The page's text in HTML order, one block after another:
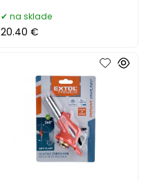
na sklade
20.40 €